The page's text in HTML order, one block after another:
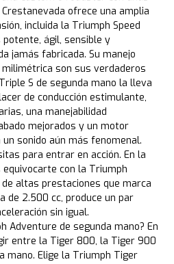
ofrece una amplia
incluida la Triumph Speed
ágil, sensible y
jamás fabricada. Su manejo
son sus verdaderos
S de segunda mano la lleva
de conducción estimulante,
una manejabilidad
mejorados y un motor
sonido aún más fenomenal.
para entrar en acción. En la
con la Triumph
de altas prestaciones que marca
de 2.500 cc, produce un par
sin igual.
Adventure de segunda mano? En
entre la Tiger 800, la Tiger 900
mano. Elige la Triumph Tiger